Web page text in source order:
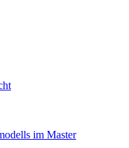
im Master